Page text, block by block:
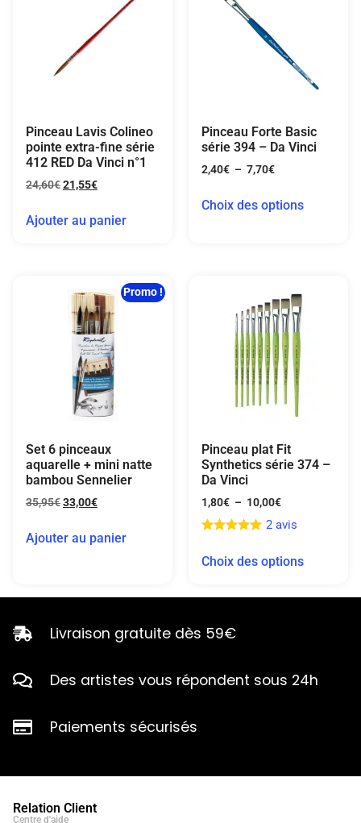
Pinceau Lavis Colineo
pointe extra-fine série
412 RED Da Vinci n°1
24,60€21,55€
Ajouter au panier
Pinceau Forte Basic
série 394 – Da Vinci
2,40€ – 7,70€
Choix des options
Promo !
Set 6 pinceaux
aquarelle + mini natte
bambou Sennelier
35,95€33,00€
Ajouter au panier
Pinceau plat Fit
Synthetics série 374 –
Da Vinci
1,80€ – 10,00€
2 avis
Choix des options
Livraison gratuite dès 59€
Des artistes vous répondent sous 24h
Paiements sécurisés
Relation Client
Centre d'aide